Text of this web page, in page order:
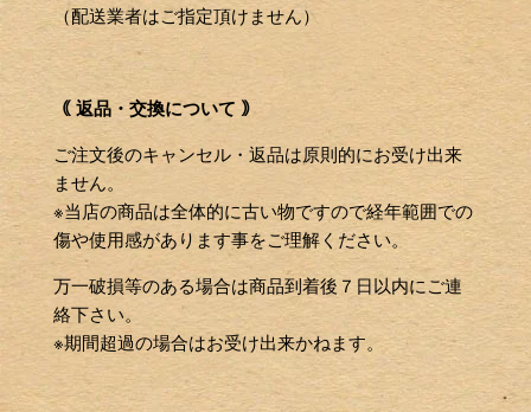
（配送業者はご指定頂けません）
｟ 返品・交換について ｠
ご注文後のキャンセル・返品は原則的にお受け出来
ません。
※当店の商品は全体的に古い物ですので経年範囲での
傷や使用感があります事をご理解ください。
万一破損等のある場合は商品到着後７日以内にご連
絡下さい。
※期間超過の場合はお受け出来かねます。